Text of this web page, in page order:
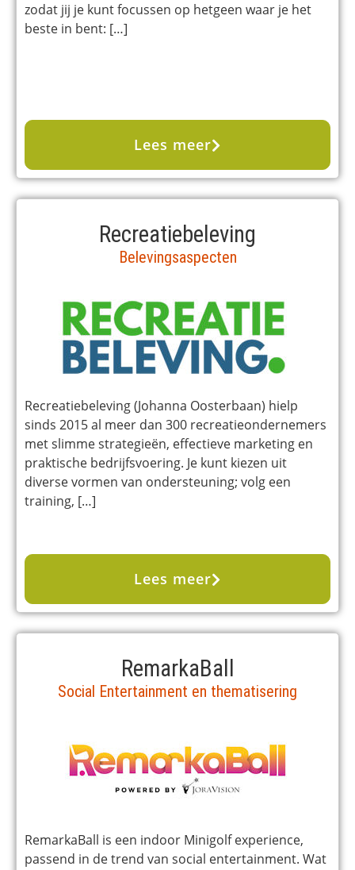
zodat jij je kunt focussen op hetgeen waar je het
beste in bent: […]
Lees meer
Recreatiebeleving
Belevingsaspecten
Recreatiebeleving (Johanna Oosterbaan) hielp
sinds 2015 al meer dan 300 recreatieondernemers
met slimme strategieën, effectieve marketing en
praktische bedrijfsvoering. Je kunt kiezen uit
diverse vormen van ondersteuning; volg een
training, […]
Lees meer
RemarkaBall
Social Entertainment en thematisering
RemarkaBall is een indoor Minigolf experience,
passend in de trend van social entertainment. Wat